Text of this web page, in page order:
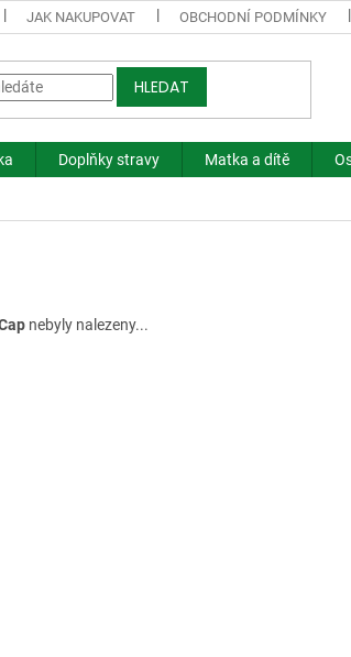
JAK NAKUPOVAT OBCHODNÍ PODMÍNKY
HLEDAT
Doplňky stravy Matka a dítě
nebyly nalezeny...